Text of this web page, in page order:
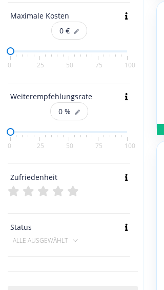
Maximale Kosten
0 €
0 25 50 75 100
Weiterempfehlungsrate
0 %
0 25 50 75 100
Zufriedenheit
Status
ALLE AUSGEWÄHLT